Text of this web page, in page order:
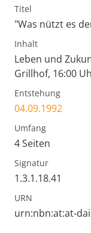
Titel
"Was nützt es
Inhalt
Leben und
Grillhof, 16:00
Entstehung
04.09.1992
Umfang
4 Seiten
Signatur
1.3.1.18.41
URN
urn:nbn:at:at-